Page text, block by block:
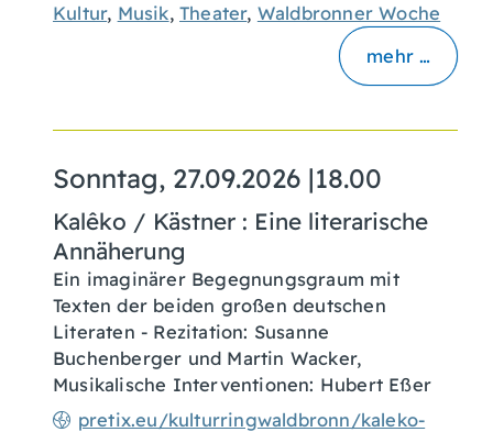
Kultur, Musik,Theater, Waldbronner Woche
mehr …
Sonntag, 27.09.2026 |18.00
Kalêko / Kästner : Eine literarische
Annäherung
pretix.eu/kulturringwaldbronn/kaleko-
Ein imaginärer Begegnungsgraum mit
Texten der beiden großen deutschen
Literaten - Rezitation: Susanne
Buchenberger und Martin Wacker,
Musikalische Interventionen: Hubert Eßer